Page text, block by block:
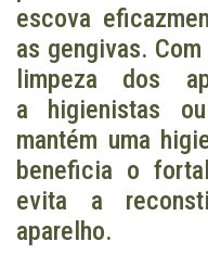
escova
as gengivas.
limpeza dos
a higienistas
mantém uma
beneficia o
evita a
aparelho.